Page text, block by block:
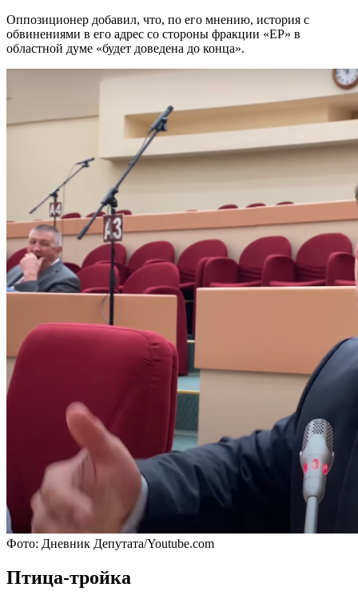
Оппозиционер добавил, что, по его мнению, история с
обвинениями в его адрес со стороны фракции «ЕР» в
областной думе «будет доведена до конца».
Фото: Дневник Депутата/Youtube.com
Птица-тройка